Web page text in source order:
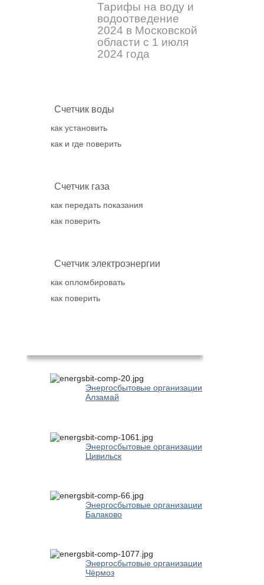
Тарифы на воду и
водоотведение
2024 в Московской
области с 1 июля
2024 года
Счетчик воды
как установить
как и где поверить
Счетчик газа
как передать показания
как поверить
Счетчик электроэнергии
как опломбировать
как поверить
Энергосбытовые организации
Алзамай
Энергосбытовые организации
Цивильск
Энергосбытовые организации
Балаково
Энергосбытовые организации
Чёрмоз